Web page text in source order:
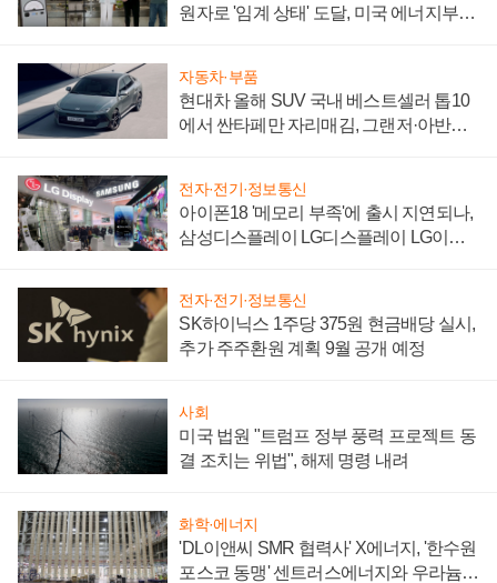
원자로 '임계 상태' 도달, 미국 에너지부
자동차·부품
현대차 올해 SUV 국내 베스트셀러 톱10
에서 싼타페만 자리매김, 그랜저·아반떼
전자·전기·정보통신
아이폰18 '메모리 부족'에 출시 지연되나,
삼성디스플레이 LG디스플레이 LG이노
전자·전기·정보통신
SK하이닉스 1주당 375원 현금배당 실시,
추가 주주환원 계획 9월 공개 예정
사회
미국 법원 "트럼프 정부 풍력 프로젝트 동
결 조치는 위법", 해제 명령 내려
화학·에너지
'DL이앤씨 SMR 협력사' X에너지, '한수원
포스코 동맹' 센트러스에너지와 우라늄